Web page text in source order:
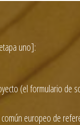
uno]:
(el formulario de
europeo de